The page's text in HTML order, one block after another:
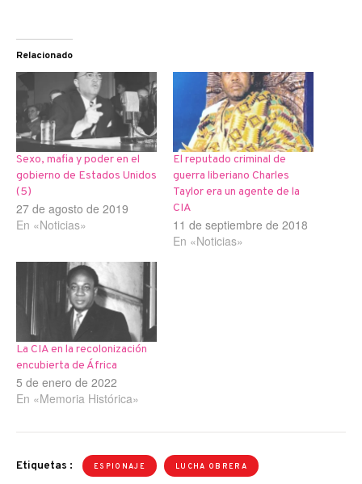
Relacionado
Sexo, mafia y poder en el
gobierno de Estados Unidos
(5)
27 de agosto de 2019
En «Noticias»
El reputado criminal de
guerra liberiano Charles
Taylor era un agente de la
CIA
11 de septiembre de 2018
En «Noticias»
La CIA en la recolonización
encubierta de África
5 de enero de 2022
En «Memoria Histórica»
Etiquetas : ESPIONAJE LUCHA OBRERA